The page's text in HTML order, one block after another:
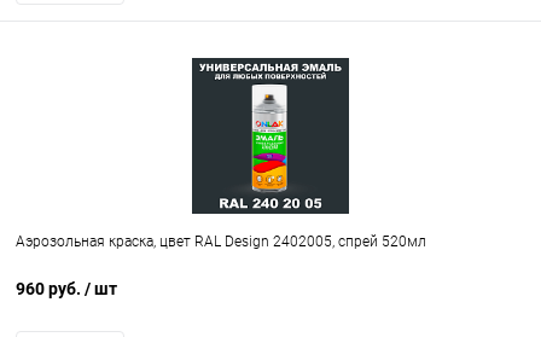
Аэрозольная краска, цвет RAL Design 2402005, спрей 520мл
960 руб. / шт